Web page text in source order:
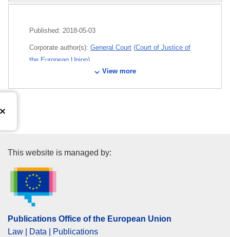
Published: 2018-05-03
Corporate author(s): General Court (Court of Justice of
the European Union)
OJ : JOC_2018_211_R_0025
IMMC : ARR-T-0168-2016
View more
Publications Office of the
This website is managed by:
Publications Office of the European Union
Law | Data | Publications